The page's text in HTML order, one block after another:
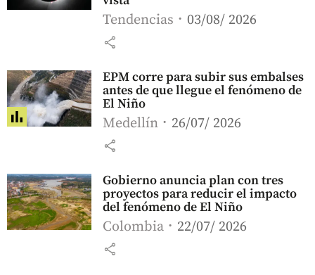
Tendencias 03/08/ 2026
share
EPM corre para subir sus embalses
antes de que llegue el fenómeno de
El Niño
Medellín 26/07/ 2026
share
Gobierno anuncia plan con tres
proyectos para reducir el impacto
del fenómeno de El Niño
Colombia 22/07/ 2026
share